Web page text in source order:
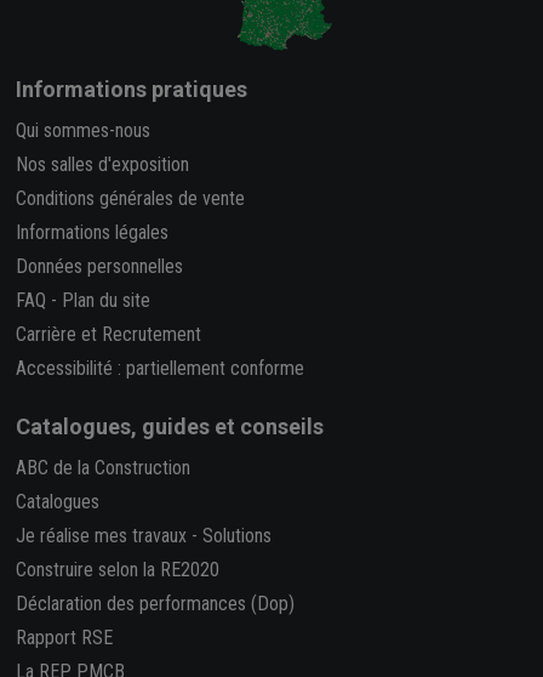
Informations pratiques
Qui sommes-nous
Nos salles d'exposition
Conditions générales de vente
Informations légales
Données personnelles
FAQ - Plan du site
Carrière et Recrutement
Accessibilité : partiellement conforme
Catalogues, guides et conseils
ABC de la Construction
Catalogues
Je réalise mes travaux - Solutions
Construire selon la RE2020
Déclaration des performances (Dop)
Rapport RSE
La REP PMCB